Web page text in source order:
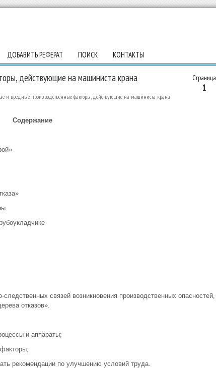
ДОБАВИТЬ РЕФЕРАТ ПОИСК КОНТАКТЫ
Страница
1
действующие на машиниста крана
и вредные производственные факторы, действующие на машиниста крана
Содержание
связей возникновения производственных опасностей,
отказов».
и аппараты;
рекомендации по улучшению условий труда.